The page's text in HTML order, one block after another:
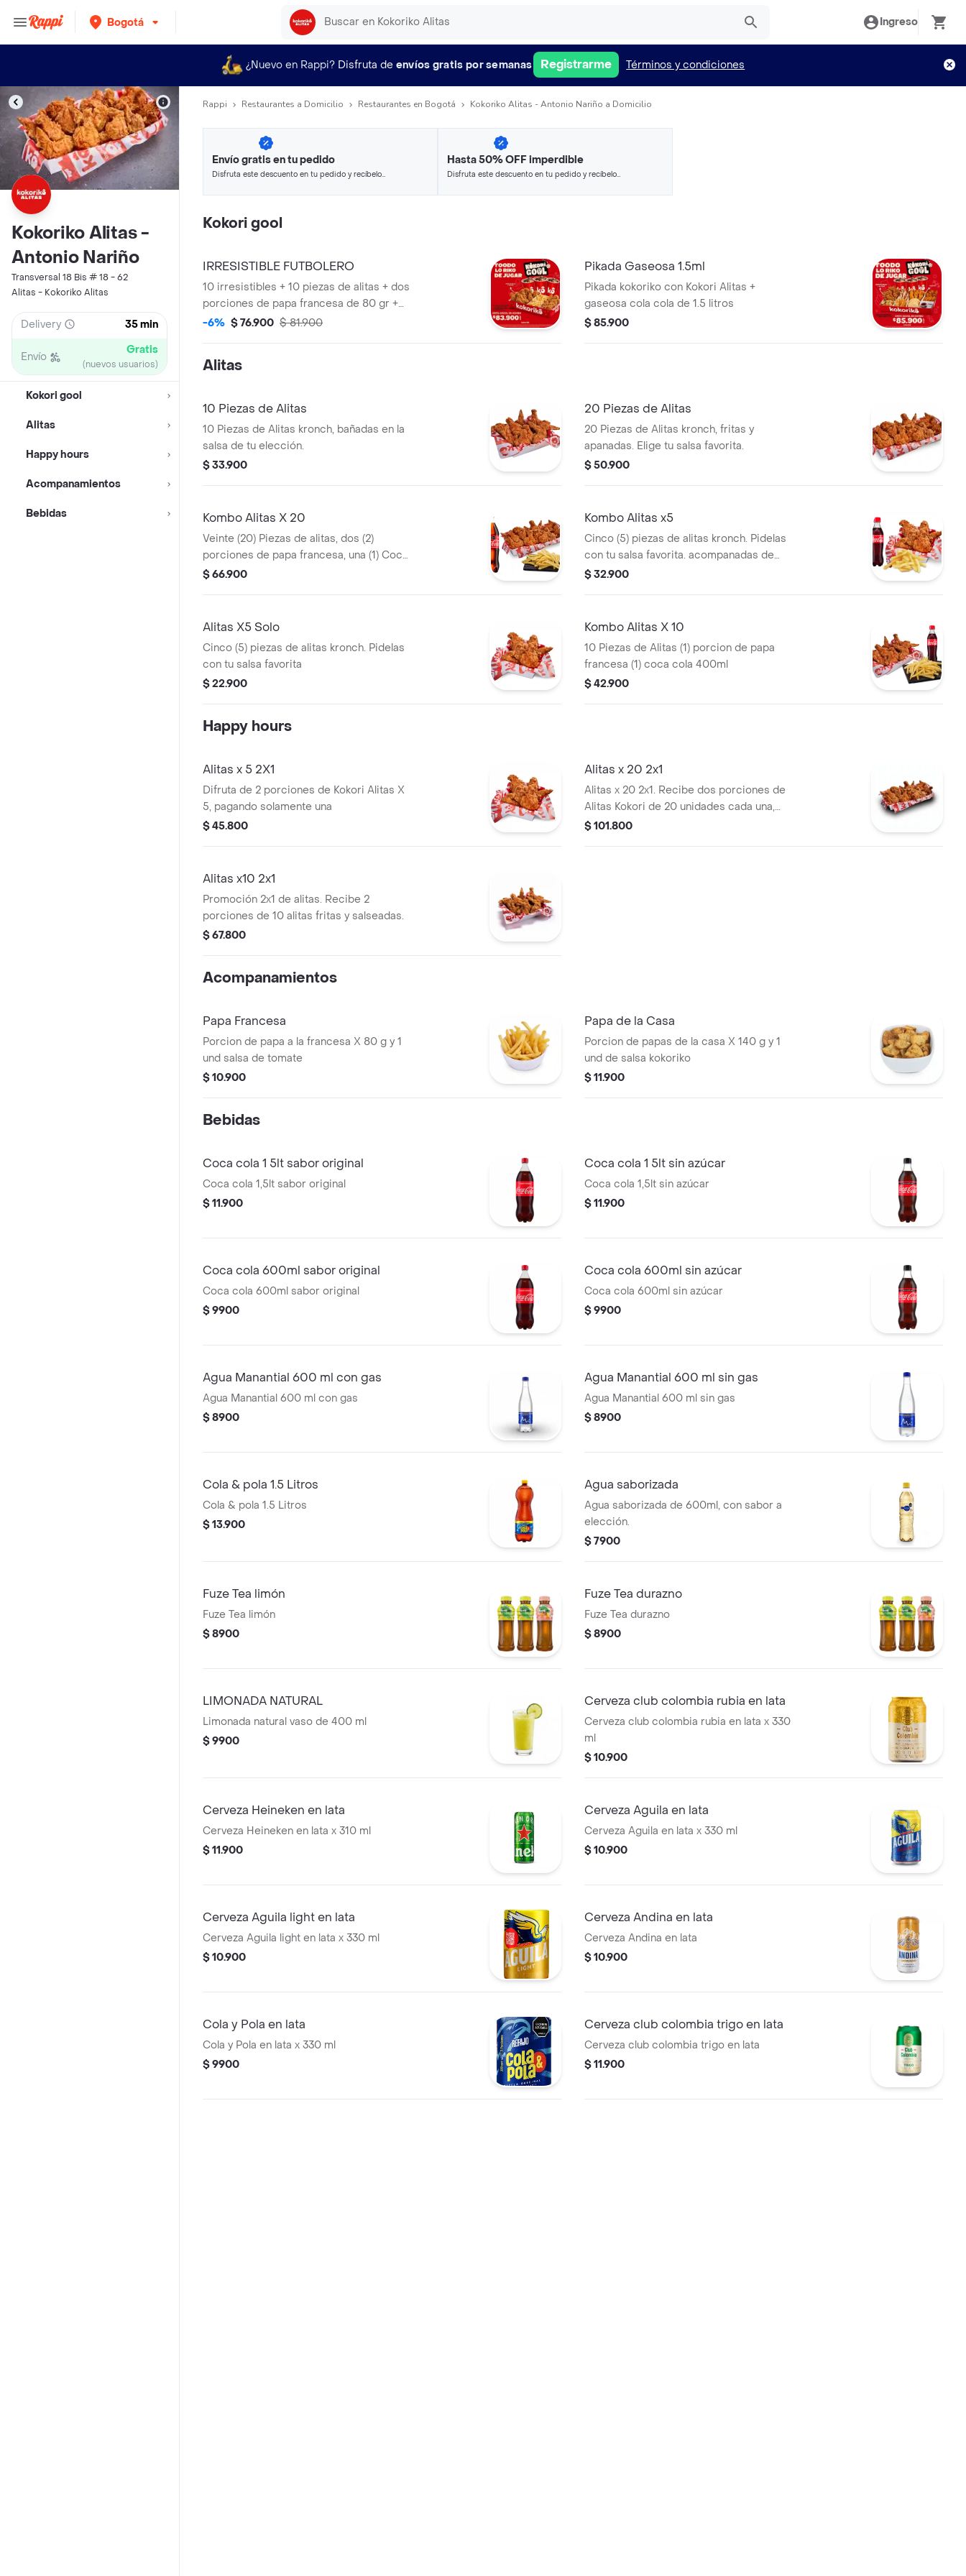
Bogotá Ingreso
¿Nuevo en Rappi? Disfruta de envíos gratis por semanas Registrarme Términos y condiciones
Kokoriko Alitas -
Antonio Nariño
Transversal 18 Bis # 18 - 62
Alitas - Kokoriko Alitas
Delivery 35 min
Envío Gratis
(nuevos usuarios)
Kokori gool
Alitas
Happy hours
Acompanamientos
Bebidas
Rappi Restaurantes a Domicilio Restaurantes en Bogotá Kokoriko Alitas - Antonio Nariño a Domicilio
Envío gratis en tu pedido
Disfruta este descuento en tu pedido y recíbelo
Hasta 50% OFF imperdible
Disfruta este descuento en tu pedido y recíbelo
Kokori gool
IRRESISTIBLE FUTBOLERO
10 irresistibles + 10 piezas de alitas + dos
porciones de papa francesa de 80 gr +
ensalada kokoriko y salsas acompañado
-6% $ 76.900 $ 81.900
Pikada Gaseosa 1.5ml
Pikada kokoriko con Kokori Alitas +
gaseosa cola cola de 1.5 litros
$ 85.900
Alitas
10 Piezas de Alitas
10 Piezas de Alitas kronch, bañadas en la
salsa de tu elección.
$ 33.900
20 Piezas de Alitas
20 Piezas de Alitas kronch, fritas y
apanadas. Elige tu salsa favorita.
$ 50.900
Kombo Alitas X 20
Veinte (20) Piezas de alitas, dos (2)
porciones de papa francesa, una (1) Coca
cola 1.5 lt,1 opción salsa alitas y 2 und de
$ 66.900
Kombo Alitas x5
Cinco (5) piezas de alitas kronch. Pidelas
con tu salsa favorita. acompanadas de
media porcion de papa francesa y una (1)
$ 32.900
Alitas X5 Solo
Cinco (5) piezas de alitas kronch. Pidelas
con tu salsa favorita
$ 22.900
Kombo Alitas X 10
10 Piezas de Alitas (1) porcion de papa
francesa (1) coca cola 400ml
$ 42.900
Happy hours
Alitas x 5 2X1
Difruta de 2 porciones de Kokori Alitas X
5, pagando solamente una
$ 45.800
Alitas x 20 2x1
Alitas x 20 2x1. Recibe dos porciones de
Alitas Kokori de 20 unidades cada una,
fritas y con salsa. Paga solo una.
$ 101.800
Alitas x10 2x1
Promoción 2x1 de alitas. Recibe 2
porciones de 10 alitas fritas y salseadas.
$ 67.800
Acompanamientos
Papa Francesa
Porcion de papa a la francesa X 80 g y 1
und salsa de tomate
$ 10.900
Papa de la Casa
Porcion de papas de la casa X 140 g y 1
und de salsa kokoriko
$ 11.900
Bebidas
Coca cola 1 5lt sabor original
Coca cola 1,5lt sabor original
$ 11.900
Coca cola 1 5lt sin azúcar
Coca cola 1,5lt sin azúcar
$ 11.900
Coca cola 600ml sabor original
Coca cola 600ml sabor original
$ 9900
Coca cola 600ml sin azúcar
Coca cola 600ml sin azúcar
$ 9900
Agua Manantial 600 ml con gas
Agua Manantial 600 ml con gas
$ 8900
Agua Manantial 600 ml sin gas
Agua Manantial 600 ml sin gas
$ 8900
Cola & pola 1.5 Litros
Cola & pola 1.5 Litros
$ 13.900
Agua saborizada
Agua saborizada de 600ml, con sabor a
elección.
$ 7900
Fuze Tea limón
Fuze Tea limón
$ 8900
Fuze Tea durazno
Fuze Tea durazno
$ 8900
LIMONADA NATURAL
Limonada natural vaso de 400 ml
$ 9900
Cerveza club colombia rubia en lata
Cerveza club colombia rubia en lata x 330
ml
$ 10.900
Cerveza Heineken en lata
Cerveza Heineken en lata x 310 ml
$ 11.900
Cerveza Aguila en lata
Cerveza Aguila en lata x 330 ml
$ 10.900
Cerveza Aguila light en lata
Cerveza Aguila light en lata x 330 ml
$ 10.900
Cerveza Andina en lata
Cerveza Andina en lata
$ 10.900
Cola y Pola en lata
Cola y Pola en lata x 330 ml
$ 9900
Cerveza club colombia trigo en lata
Cerveza club colombia trigo en lata
$ 11.900